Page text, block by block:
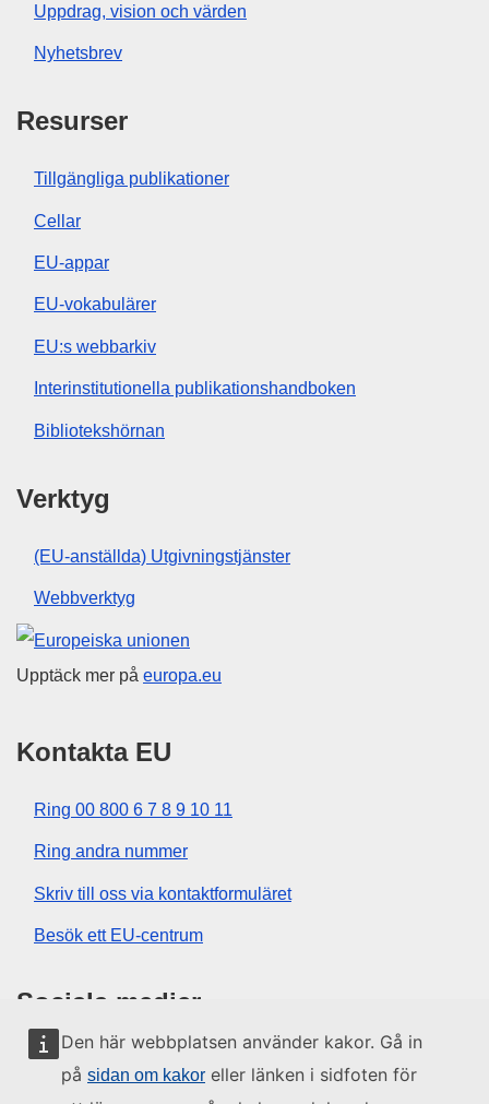
Den här webbplatsen använder kakor. Gå in
på sidan om kakor eller länken i sidfoten för
Uppdrag, vision och värden
Nyhetsbrev
Resurser
Tillgängliga publikationer
Cellar
EU-appar
EU-vokabulärer
EU:s webbarkiv
Interinstitutionella publikationshandboken
Bibliotekshörnan
Verktyg
(EU-anställda) Utgivningstjänster
Webbverktyg
Europeiska unionen
Upptäck mer på europa.eu
Kontakta EU
Ring 00 800 6 7 8 9 10 11
Ring andra nummer
Skriv till oss via kontaktformuläret
Besök ett EU-centrum
Sociala medier
Hitta oss i sociala medier